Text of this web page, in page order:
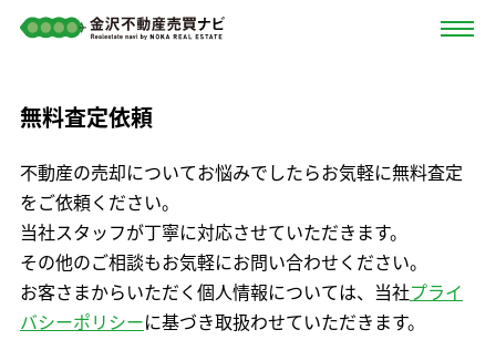
無料査定依頼
不動産の売却についてお悩みでしたらお気軽に無料査定
をご依頼ください。
当社スタッフが丁寧に対応させていただきます。
その他のご相談もお気軽にお問い合わせください。
お客さまからいただく個人情報については、当社プライ
バシーポリシーに基づき取扱わせていただきます。